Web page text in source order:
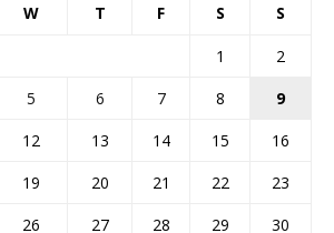
W T F S S
1
2
5 6 7 8
9
12 13 14 15
16
19 20 21 22
23
26 27 28 29
30